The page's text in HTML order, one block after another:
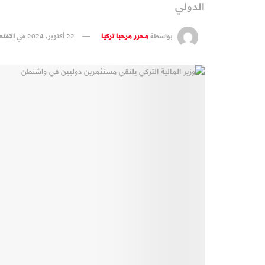
الدولي
بواسطةمحرر مرحبا تركيا 22 أكتوبر، 2024 في